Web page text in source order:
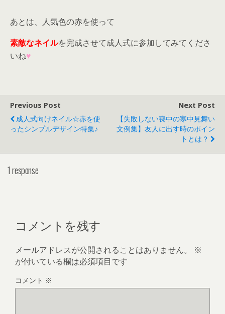
あとは、人気色の赤を使って
素敵なネイルを完成させて成人式に参加してみてくださ
いね♥
Previous Post
成人式向けネイル☆赤を使
ったシンプルデザイン特集♪
Next Post
【失敗しない喪中の寒中見舞い
文例集】友人に出す時のポイン
トとは？
1 response
コメントを残す
メールアドレスが公開されることはありません。
※
が付いている欄は必須項目です
コメント ※